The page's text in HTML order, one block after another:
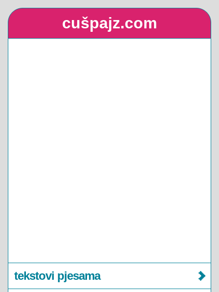
cušpajz.com
tekstovi pjesama